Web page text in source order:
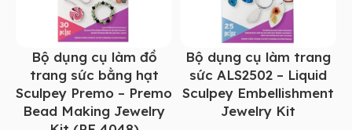
Bộ dụng cụ làm đồ
trang sức bằng hạt
Sculpey Premo – Premo
Bead Making Jewelry
Bộ dụng cụ làm trang
sức ALS2502 – Liquid
Sculpey Embellishment
Jewelry Kit